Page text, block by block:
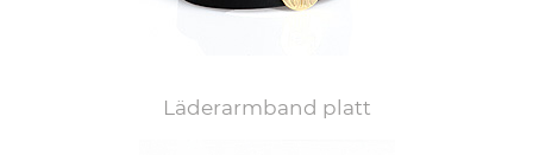
Läderarmband platt